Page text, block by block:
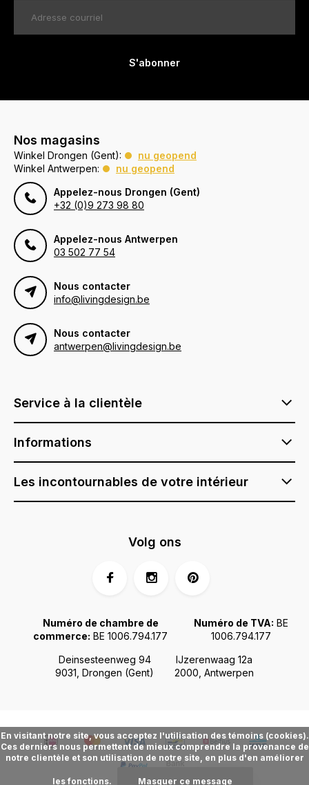
S'abonner
Nos magasins
Winkel Drongen (Gent):
nu geopend
Winkel Antwerpen:
nu geopend
Appelez-nous Drongen (Gent)
+32 (0)9 273 98 80
Appelez-nous Antwerpen
03 502 77 54
Nous contacter
info@livingdesign.be
Nous contacter
antwerpen@livingdesign.be
Service à la clientèle
Informations
Les incontournables de votre intérieur
Deinsesteenweg 94
9031, Drongen (Gent)
IJzerenwaag 12a
2000, Antwerpen
Numéro de chambre de
commerce: BE 1006.794.177
Numéro de TVA: BE
1006.794.177
Volg ons
En visitant notre site, vous acceptez l'utilisation des témoins (cookies).
Ces derniers nous permettent de mieux comprendre la provenance de
notre clientèle et son utilisation de notre site, en plus d'en améliorer
les fonctions. Masquer ce message